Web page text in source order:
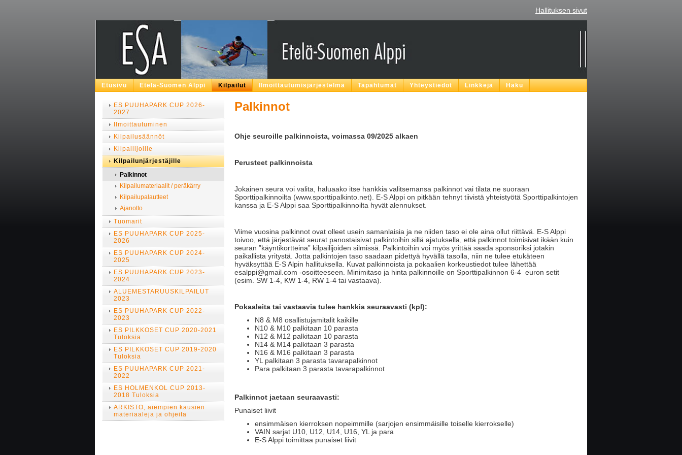
Hallituksen sivut
Etusivu Etelä-Suomen Alppi Kilpailut Ilmoittautumisjärjestelmä Tapahtumat Yhteystiedot Linkkejä Haku
Palkinnot
Ohje seuroille palkinnoista, voimassa 09/2025 alkaen
Perusteet palkinnoista
Jokainen seura voi valita, haluaako itse hankkia valitsemansa palkinnot vai tilata ne suoraan
Sporttipalkinnoilta (www.sporttipalkinto.net). E-S Alppi on pitkään tehnyt tiivistä yhteistyötä Sporttipalkintojen
kanssa ja E-S Alppi saa Sporttipalkinnoilta hyvät alennukset.
Viime vuosina palkinnot ovat olleet usein samanlaisia ja ne niiden taso ei ole aina ollut riittävä. E-S Alppi
toivoo, että järjestävät seurat panostaisivat palkintoihin sillä ajatuksella, että palkinnot toimisivat ikään kuin
seuran ”käyntikortteina” kilpailijoiden silmissä. Palkintoihin voi myös yrittää saada sponsoriksi jotakin
paikallista yritystä. Jotta palkintojen taso saadaan pidettyä hyvällä tasolla, niin ne tulee etukäteen
hyväksyttää E-S Alpin hallituksella. Kuvat palkinnoista ja pokaalien korkeustiedot tulee lähettää
esalppi@gmail.com -osoitteeseen. Minimitaso ja hinta palkinnoille on Sporttipalkinnon 6-4 euron setit
(esim. SW 1-4, KW 1-4, RW 1-4 tai vastaava).
Pokaaleita tai vastaavia tulee hankkia seuraavasti (kpl):
N8 & M8 osallistujamitalit kaikille
N10 & M10 palkitaan 10 parasta
N12 & M12 palkitaan 10 parasta
N14 & M14 palkitaan 3 parasta
N16 & M16 palkitaan 3 parasta
YL palkitaan 3 parasta tavarapalkinnot
Para palkitaan 3 parasta tavarapalkinnot
Palkinnot jaetaan seuraavasti:
Punaiset liivit
ensimmäisen kierroksen nopeimmille (sarjojen ensimmäisille toiselle kierrokselle)
VAIN sarjat U10, U12, U14, U16, YL ja para
E-S Alppi toimittaa punaiset liivit
ES PUUHAPARK CUP 2026-
2027
Ilmoittautuminen
Kilpailusäännöt
Kilpailijoille
Kilpailunjärjestäjille
Palkinnot
Kilpailumateriaalit / peräkärry
Kilpailupalautteet
Ajanotto
Tuomarit
ES PUUHAPARK CUP 2025-
2026
ES PUUHAPARK CUP 2024-
2025
ES PUUHAPARK CUP 2023-
2024
ALUEMESTARUUSKILPAILUT
2023
ES PUUHAPARK CUP 2022-
2023
ES PILKKOSET CUP 2020-2021
Tuloksia
ES PILKKOSET CUP 2019-2020
Tuloksia
ES PUUHAPARK CUP 2021-
2022
ES HOLMENKOL CUP 2013-
2018 Tuloksia
ARKISTO, aiempien kausien
materiaaleja ja ohjeita